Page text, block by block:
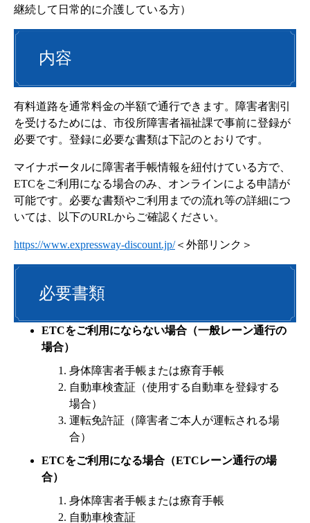
継続して日常的に介護している方）
内容
有料道路を通常料金の半額で通行できます。障害者割引
を受けるためには、市役所障害者福祉課で事前に登録が
必要です。登録に必要な書類は下記のとおりです。
マイナポータルに障害者手帳情報を紐付けている方で、
ETCをご利用になる場合のみ、オンラインによる申請が
可能です。必要な書類やご利用までの流れ等の詳細につ
いては、以下のURLからご確認ください。
https://www.expressway-discount.jp/＜外部リンク＞
必要書類
ETCをご利用にならない場合（一般レーン通行の
場合）
身体障害者手帳または療育手帳
自動車検査証（使用する自動車を登録する
場合）
運転免許証（障害者ご本人が運転される場
合）
ETCをご利用になる場合（ETCレーン通行の場
合）
身体障害者手帳または療育手帳
自動車検査証